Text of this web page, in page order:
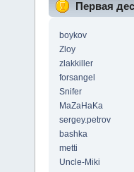
Первая
boykov
Zloy
zlakkiller
forsangel
Snifer
MaZaHaKa
sergey.petrov
bashka
metti
Uncle-Miki